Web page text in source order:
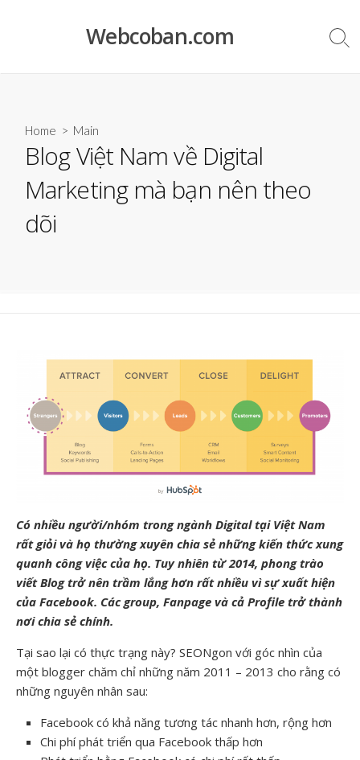
Webcoban.com
Home > Main
Blog Việt Nam về Digital
Marketing mà bạn nên theo
dõi
Có nhiều người/nhóm trong ngành Digital tại Việt Nam
rất giỏi và họ thường xuyên chia sẻ những kiến thức xung
quanh công việc của họ. Tuy nhiên từ 2014, phong trào
viết Blog trở nên trầm lắng hơn rất nhiều vì sự xuất hiện
của Facebook. Các group, Fanpage và cả Profile trở thành
nơi chia sẻ chính.
Tại sao lại có thực trạng này? SEONgon với góc nhìn của
một blogger chăm chỉ những năm 2011 – 2013 cho rằng có
những nguyên nhân sau:
Facebook có khả năng tương tác nhanh hơn, rộng hơn
Chi phí phát triển qua Facebook thấp hơn